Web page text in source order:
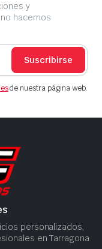
y
hacemos
Suscribirse
de nuestra página web.
personalizados,
en Tarragona